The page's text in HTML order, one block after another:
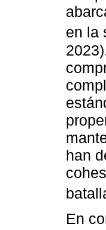
en la
han
En